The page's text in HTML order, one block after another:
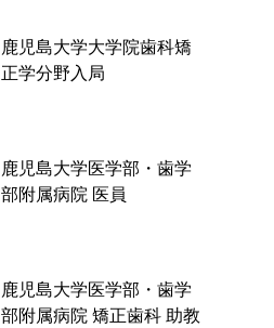
鹿児島大学大学院歯科矯
正学分野入局
鹿児島大学医学部・歯学
部附属病院 医員
鹿児島大学医学部・歯学
部附属病院 矯正歯科 助教